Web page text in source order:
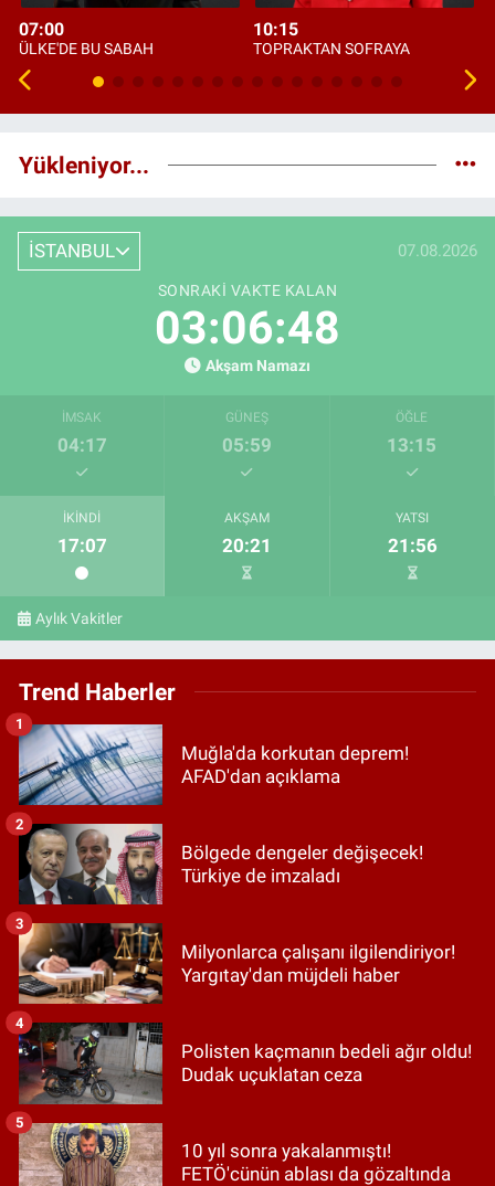
07:00
ÜLKE'DE BU SABAH
10:15
TOPRAKTAN SOFRAYA
Yükleniyor...
İSTANBUL 07.08.2026
SONRAKI VAKTE KALAN
03:06:47
Akşam Namazı
İMSAK
04:17
GÜNEŞ
05:59
ÖĞLE
13:15
İKINDI
17:07
AKŞAM
20:21
YATSI
21:56
Aylık Vakitler
Trend Haberler
Muğla'da korkutan deprem!
AFAD'dan açıklama
1
Bölgede dengeler değişecek!
Türkiye de imzaladı
2
Milyonlarca çalışanı ilgilendiriyor!
Yargıtay'dan müjdeli haber
3
Polisten kaçmanın bedeli ağır oldu!
Dudak uçuklatan ceza
4
10 yıl sonra yakalanmıştı!
FETÖ'cünün ablası da gözaltında
5